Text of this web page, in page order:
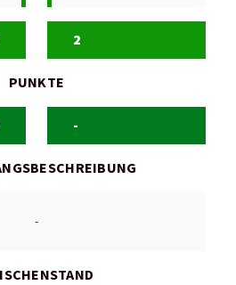
2
PUNKTE
-
-